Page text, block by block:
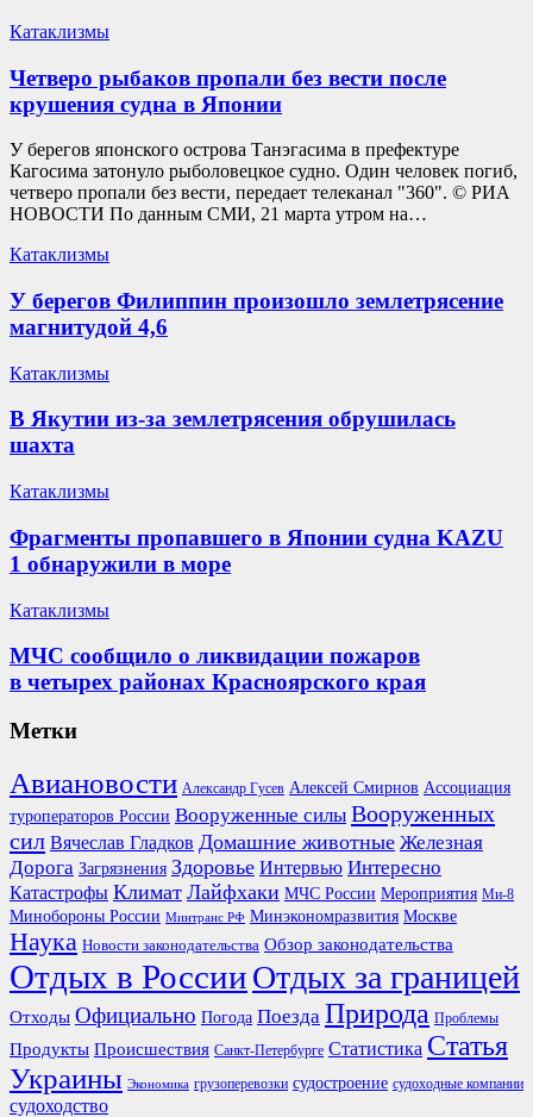
Катаклизмы
Четверо рыбаков пропали без вести после
крушения судна в Японии
У берегов японского острова Танэгасима в префектуре
Кагосима затонуло рыболовецкое судно. Один человек погиб,
четверо пропали без вести, передает телеканал "360". © РИА
НОВОСТИ По данным СМИ, 21 марта утром на…
Катаклизмы
У берегов Филиппин произошло землетрясение
магнитудой 4,6
Катаклизмы
В Якутии из-за землетрясения обрушилась
шахта
Катаклизмы
Фрагменты пропавшего в Японии судна KAZU
1 обнаружили в море
Катаклизмы
МЧС сообщило о ликвидации пожаров
в четырех районах Красноярского края
Метки
Авиановости Александр Гусев Алексей Смирнов Ассоциация
туроператоров России Вооруженные силы Вооруженных
сил Вячеслав Гладков Домашние животные Железная
Дорога Загрязнения Здоровье Интервью Интересно
Катастрофы Климат Лайфхаки МЧС России Мероприятия Ми-8
Минобороны России Минтранс РФ Минэкономразвития Москве
Наука Новости законодательства Обзор законодательства
Отдых в РоссииОтдых за границей
Отходы Официально Погода Поезда Природа Проблемы
Продукты Происшествия Санкт-Петербурге Статистика Статья
Украины Экономика грузоперевозки судостроение судоходные компании
судоходство